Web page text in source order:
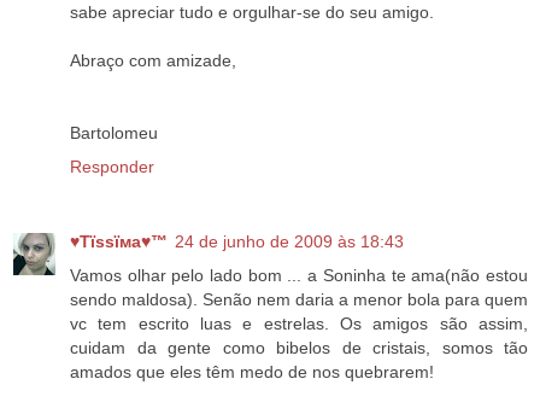
sabe apreciar tudo e orgulhar-se do seu amigo.
Abraço com amizade,
Bartolomeu
Responder
♥Тїѕѕїмa♥™ 24 de junho de 2009 às 18:43
Vamos olhar pelo lado bom ... a Soninha te ama(não estou
sendo maldosa). Senão nem daria a menor bola para quem
vc tem escrito luas e estrelas. Os amigos são assim,
cuidam da gente como bibelos de cristais, somos tão
amados que eles têm medo de nos quebrarem!